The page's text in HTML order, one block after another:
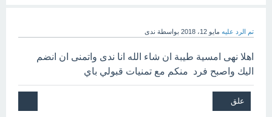
تم الرد عليه مايو 12، 2018 بواسطة ندى
اهلا نهى امسية طيبة ان شاء الله انا ندى واتمنى ان انضم
اليك واصبح فرد منكم مع تمنيات قبولي باي